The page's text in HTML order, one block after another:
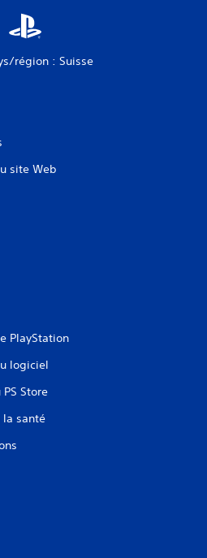
région : Suisse
site Web
PlayStation
logiciel
Store
santé